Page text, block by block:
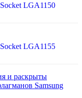
LGA1150
LGA1155
и раскрыты
Samsung